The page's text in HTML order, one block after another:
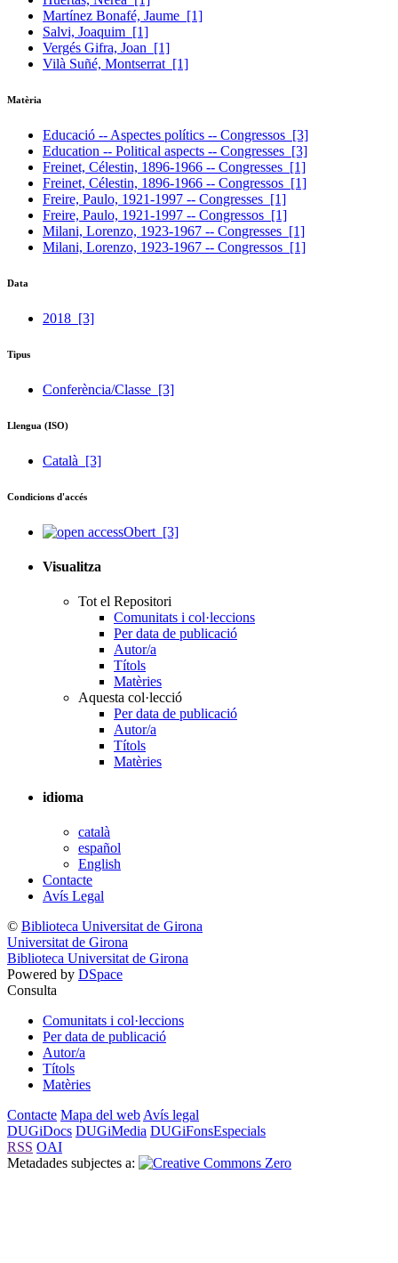
Martínez Bonafé, Jaume [1]
Salvi, Joaquim [1]
Vergés Gifra, Joan [1]
Vilà Suñé, Montserrat [1]
Matèria
Educació -- Aspectes polítics -- Congressos [3]
Education -- Political aspects -- Congresses [3]
Freinet, Célestin, 1896-1966 -- Congresses [1]
Freinet, Célestin, 1896-1966 -- Congressos [1]
Freire, Paulo, 1921-1997 -- Congresses [1]
Freire, Paulo, 1921-1997 -- Congressos [1]
Milani, Lorenzo, 1923-1967 -- Congresses [1]
Milani, Lorenzo, 1923-1967 -- Congressos [1]
Data
2018 [3]
Tipus
Conferència/Classe [3]
Llengua (ISO)
Català [3]
Condicions d'accés
Obert [3]
Visualitza
Tot el Repositori
Comunitats i col·leccions
Per data de publicació
Autor/a
Títols
Matèries
Aquesta col·lecció
Per data de publicació
Autor/a
Títols
Matèries
idioma
català
español
English
Contacte
Avís Legal
© Biblioteca Universitat de Girona
Universitat de Girona
Biblioteca Universitat de Girona
Powered by DSpace
Consulta
Comunitats i col·leccions
Per data de publicació
Autor/a
Títols
Matèries
Contacte Mapa del web Avís legal
DUGiDocs DUGiMedia DUGiFonsEspecials
RSS OAI
Metadades subjectes a: